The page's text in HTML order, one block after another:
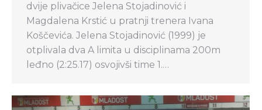
dvije plivačice Jelena Stojadinović i
Magdalena Krstić u pratnji trenera Ivana
Koščevića. Jelena Stojadinović (1999) je
otplivala dva A limita u disciplinama 200m
leđno (2:25.17) osvojivši time 1.…